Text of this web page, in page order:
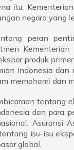
itu,
negara yang
peran
Kementerian
produk
Indonesia
memahami dan
tentang
dan para
Asuransi
isu-isu
global.